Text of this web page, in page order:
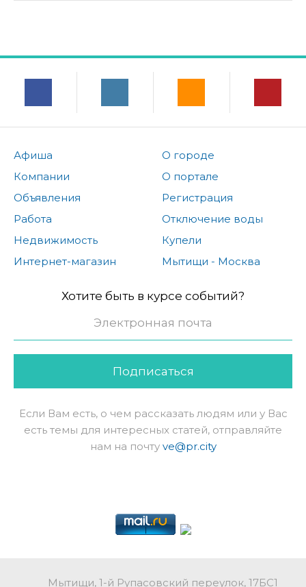
Афиша
Компании
Объявления
Работа
Недвижимость
Интернет-магазин
О городе
О портале
Регистрация
Отключение воды
Купели
Мытищи - Москва
Хотите быть в курсе событий?
Подписаться
Если Вам есть, о чем рассказать людям или у Вас
есть темы для интересных статей, отправляйте
нам на почту ve@pr.city
Мытищи, 1-й Рупасовский переулок, 17БС1